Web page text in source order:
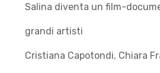
Salina diventa un film-
grandi artisti
Cristiana Capotondi, Chiara